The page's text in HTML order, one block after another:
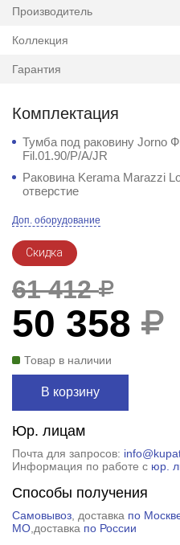
Производитель
Коллекция
Гарантия
Комплектация
Тумба под раковину Jorno
Fil.01.90/P/A/JR
Раковина Kerama Marazzi
отверстие
Доп. оборудование
Скидка
61 412
50 358
Товар в наличии
В корзину
Юр. лицам
Почта для запросов:
Информация по работе с юр.
Способы получения
Самовывоз, доставка по
МО,доставка по России